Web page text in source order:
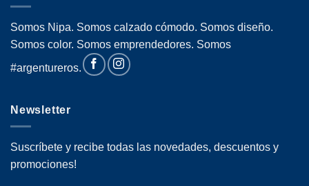
Somos Nipa. Somos calzado cómodo. Somos diseño.
Somos color. Somos emprendedores. Somos
#argentureros.
Newsletter
Suscríbete y recibe todas las novedades, descuentos y
promociones!